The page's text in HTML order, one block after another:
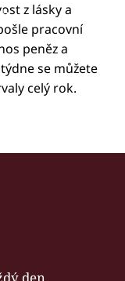
z lásky a
pracovní
peněz a
se můžete
celý rok.